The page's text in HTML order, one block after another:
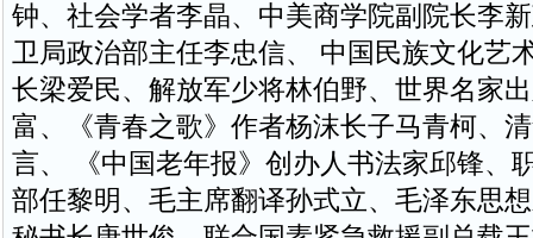
钟、社会学者李晶、中美商学院副院长李
卫局政治部主任李忠信、 中国民族文化艺
长梁爱民、解放军少将林伯野、世界名家
富、《青春之歌》作者杨沫长子马青柯、
言、 《中国老年报》创办人书法家邱锋、
部任黎明、毛主席翻译孙式立、毛泽东思